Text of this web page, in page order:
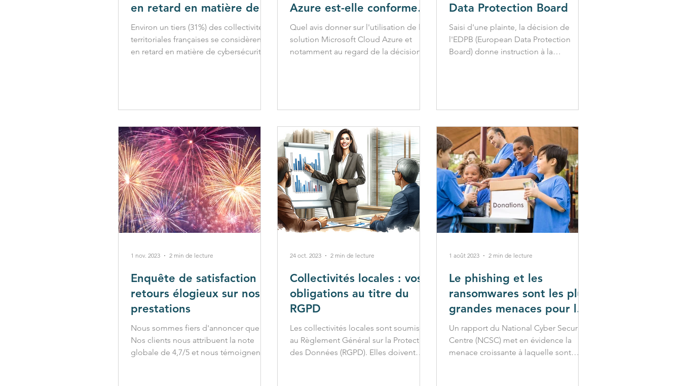
en retard en matière de
cybersécurité, révèle une
étude d'HarfangLab
Environ un tiers (31%) des collectivités
territoriales françaises se considèrent
en retard en matière de cybersécurité.
Azure est-elle conforme
au RGPD ?
Quel avis donner sur l'utilisation de la
solution Microsoft Cloud Azure et
notamment au regard de la décision
Data Protection Board
Saisi d'une plainte, la décision de
l'EDPB (European Data Protection
Board) donne instruction à la
Enquête de satisfaction :
retours élogieux sur nos
prestations
Nous sommes fiers d'annoncer que
Nos clients nous attribuent la note
globale de 4,7/5 et nous témoignent
1 nov. 2023 2 min de lecture
Collectivités locales : vos
obligations au titre du
RGPD
Les collectivités locales sont soumises
au Règlement Général sur la Protection
des Données (RGPD). Elles doivent
24 oct. 2023 2 min de lecture
Le phishing et les
ransomwares sont les plus
grandes menaces pour le
secteur caritatif
Un rapport du National Cyber Security
Centre (NCSC) met en évidence la
menace croissante à laquelle sont
1 août 2023 2 min de lecture